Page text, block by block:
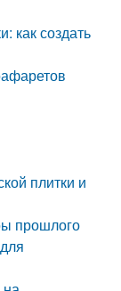
как создать
плитки и
прошлого